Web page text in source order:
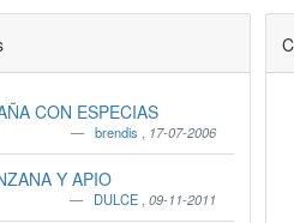
CON ESPECIAS
brendis 17-07-2006
Y APIO
DULCE ,09-11-2011